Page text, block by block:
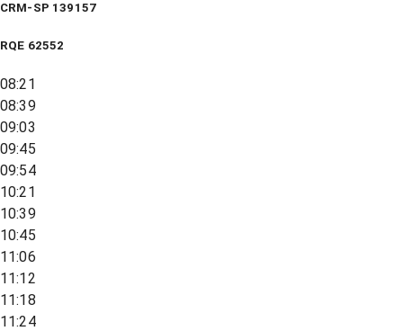
CRM-SP 139157
RQE 62552
08:21
08:39
09:03
09:45
09:54
10:21
10:39
10:45
11:06
11:12
11:18
11:24